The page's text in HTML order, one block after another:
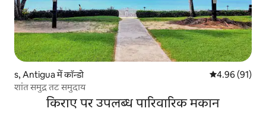
s, Antigua में कॉन्डो औसत रेटिंग 5 में
4.96 (91)
शांत समुद्र तट समुदाय
किराए पर उपलब्ध पारिवारिक मकान